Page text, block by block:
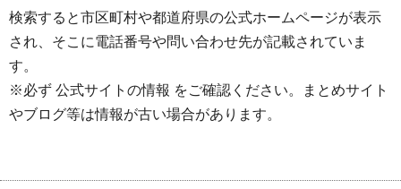
検索すると市区町村や都道府県の公式ホームページが表示
され、そこに電話番号や問い合わせ先が記載されていま
す。
※必ず 公式サイトの情報 をご確認ください。まとめサイト
やブログ等は情報が古い場合があります。